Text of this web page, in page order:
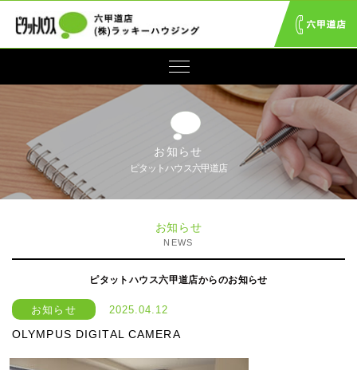
お知らせ
ピタットハウス六甲道店
お知らせ
NEWS
ピタットハウス六甲道店からのお知らせ
お知らせ 2025.04.12
OLYMPUS DIGITAL CAMERA